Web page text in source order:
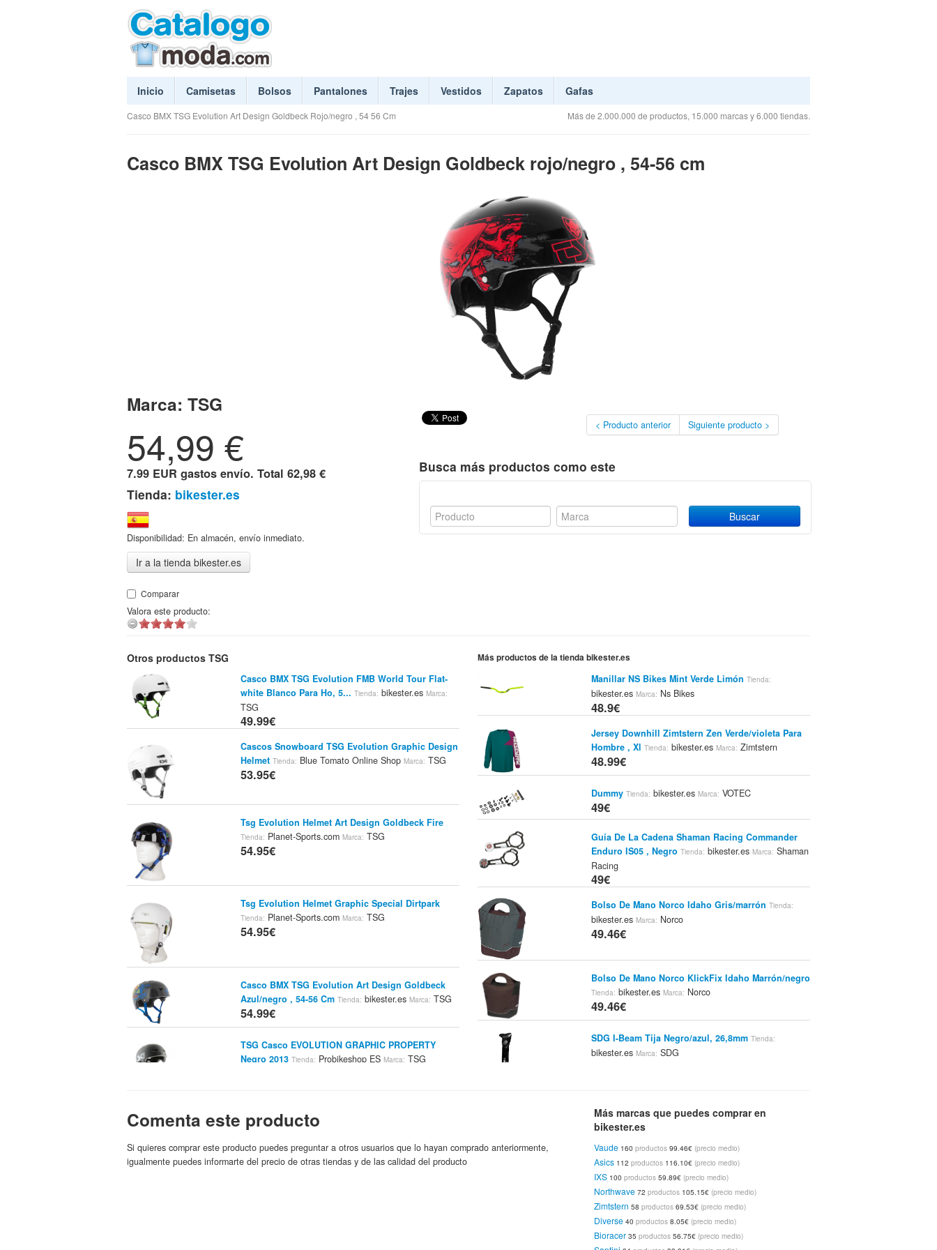
Inicio Camisetas Bolsos Pantalones Trajes Vestidos Zapatos Gafas
Casco BMX TSG Evolution Art Design Goldbeck Rojo/negro , 54 56 Cm Más de 2.000.000 de productos, 15.000 marcas y 6.000 tiendas.
Casco BMX TSG Evolution Art Design Goldbeck rojo/negro , 54-56 cm
Marca: TSG
54,99 €
7.99 EUR gastos envío. Total 62,98 €
Tienda: bikester.es
Disponibilidad: En almacén, envío inmediato.
Ir a la tienda bikester.es
Comparar
Valora este producto:
< Producto anterior Siguiente producto >
Busca más productos como este
Otros productos TSG
Casco BMX TSG Evolution FMB World Tour Flat-
white Blanco Para Ho, 5... Tienda: bikester.esMarca:
TSG
49.99€
Cascos Snowboard TSG Evolution Graphic Design
Helmet Tienda: Blue Tomato Online ShopMarca: TSG
53.95€
Tsg Evolution Helmet Art Design Goldbeck Fire
Tienda: Planet-Sports.comMarca: TSG
54.95€
Tsg Evolution Helmet Graphic Special Dirtpark
Tienda: Planet-Sports.comMarca: TSG
54.95€
Casco BMX TSG Evolution Art Design Goldbeck
Azul/negro , 54-56 Cm Tienda: bikester.esMarca: TSG
54.99€
TSG Casco EVOLUTION GRAPHIC PROPERTY
Negro 2013 Tienda: Probikeshop ESMarca: TSG
Stay Strong Tienda:Blue Tomato Online Shop
TSG
58.95€
Más productos de la tienda bikester.es
Manillar NS Bikes Mint Verde Limón Tienda:
bikester.es Marca: Ns Bikes
48.9€
Jersey Downhill Zimtstern Zen Verde/violeta Para
Hombre , Xl Tienda: bikester.es Marca: Zimtstern
48.99€
Dummy Tienda: bikester.es Marca: VOTEC
49€
Guía De La Cadena Shaman Racing Commander
Enduro IS05 , Negro Tienda: bikester.es Marca: Shaman
Racing
49€
Bolso De Mano Norco Idaho Gris/marrón Tienda:
bikester.es Marca: Norco
49.46€
Bolso De Mano Norco KlickFix Idaho Marrón/negro
Tienda: bikester.es Marca: Norco
49.46€
SDG I-Beam Tija Negro/azul, 26,8mm Tienda:
bikester.es Marca: SDG
FSA Orbit MX Juego De Dirección Ahead
Azul/negro, Rojo Tienda:bikester.esMarca:
Ahead
49.9€
Platzangst Airy Cortavientos Hombre Verde, Xs
Tienda:bikester.esMarca:Platzangst
Comenta este producto
Si quieres comprar este producto puedes preguntar a otros usuarios que lo hayan comprado anteriormente,
igualmente puedes informarte del precio de otras tiendas y de las calidad del producto
Más marcas que puedes comprar en
bikester.es
Vaude 160productos 99.46€ (precio medio)
Asics 112productos 116.10€ (precio medio)
IXS 100productos 59.89€ (precio medio)
Northwave 72productos 105.15€ (precio medio)
Zimtstern 58productos 69.53€ (precio medio)
Diverse 40productos 8.05€ (precio medio)
Bioracer 35productos 56.75€ (precio medio)